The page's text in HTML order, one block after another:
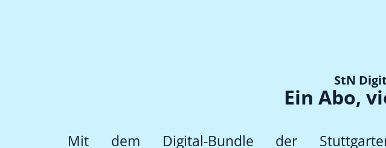
StN
Ein Abo,
Mit dem Digital-Bundle der